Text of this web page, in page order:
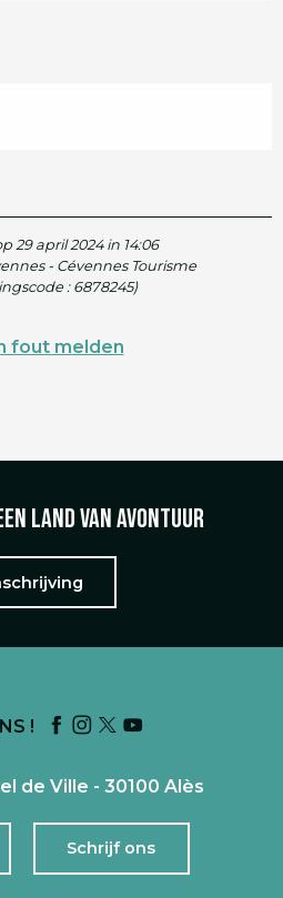
29 april 2024 in 14:06
- Cévennes Tourisme
: 6878245)
fout melden
land van avontuur
!
de Ville - 30100 Alès
Schrijf ons